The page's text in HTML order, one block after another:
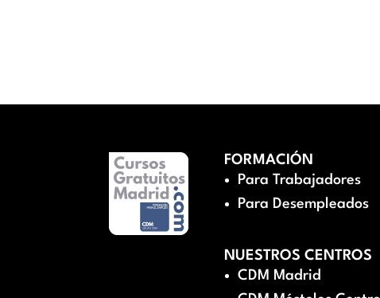
FORMACIÓN
Para Trabajadores
Para Desempleados
NUESTROS CENTROS
CDM Madrid